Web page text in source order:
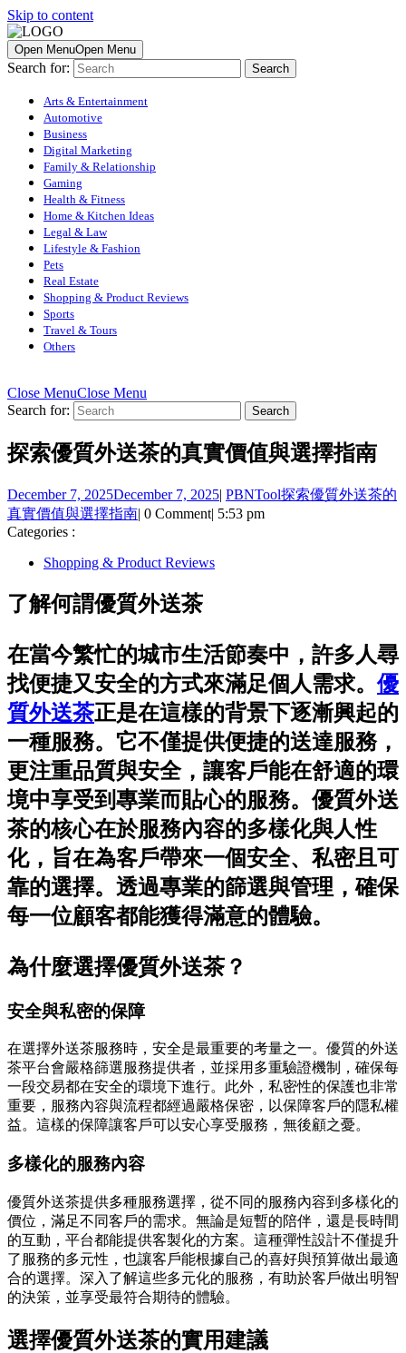
Skip to content
Open MenuOpen Menu
Search for:
Arts & Entertainment
Automotive
Business
Digital Marketing
Family & Relationship
Gaming
Health & Fitness
Home & Kitchen Ideas
Legal & Law
Lifestyle & Fashion
Pets
Real Estate
Shopping & Product Reviews
Sports
Travel & Tours
Others
Close MenuClose Menu
Search for:
探索優質外送茶的真實價值與選擇指南
December 7, 2025December 7, 2025| PBNTool探索優質外送茶的
真實價值與選擇指南| 0 Comment| 5:53 pm
Categories :
Shopping & Product Reviews
了解何謂優質外送茶
在當今繁忙的城市生活節奏中，許多人尋
找便捷又安全的方式來滿足個人需求。優
質外送茶正是在這樣的背景下逐漸興起的
一種服務。它不僅提供便捷的送達服務，
更注重品質與安全，讓客戶能在舒適的環
境中享受到專業而貼心的服務。優質外送
茶的核心在於服務內容的多樣化與人性
化，旨在為客戶帶來一個安全、私密且可
靠的選擇。透過專業的篩選與管理，確保
每一位顧客都能獲得滿意的體驗。
為什麼選擇優質外送茶？
安全與私密的保障
在選擇外送茶服務時，安全是最重要的考量之一。優質的外送
茶平台會嚴格篩選服務提供者，並採用多重驗證機制，確保每
一段交易都在安全的環境下進行。此外，私密性的保護也非常
重要，服務內容與流程都經過嚴格保密，以保障客戶的隱私權
益。這樣的保障讓客戶可以安心享受服務，無後顧之憂。
多樣化的服務內容
優質外送茶提供多種服務選擇，從不同的服務內容到多樣化的
價位，滿足不同客戶的需求。無論是短暫的陪伴，還是長時間
的互動，平台都能提供客製化的方案。這種彈性設計不僅提升
了服務的多元性，也讓客戶能根據自己的喜好與預算做出最適
合的選擇。深入了解這些多元化的服務，有助於客戶做出明智
的決策，並享受最符合期待的體驗。
選擇優質外送茶的實用建議